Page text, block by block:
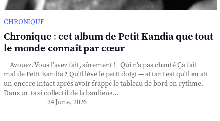
CHRONIQUE
Chronique : cet album de Petit Kandia que tout
le monde connaît par cœur
Avouez. Vous l'avez fait, sûrement ! Qui n'a pas chanté Ça fait
mal de Petit Kandia ? Qu'il lève le petit doigt — si tant est qu'il en ait
un encore intact après avoir frappé le tableau de bord en rythme.
Dans un taxi collectif de la banlieue...
24 June, 2026